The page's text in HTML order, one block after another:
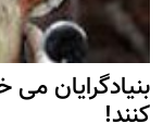
بنيادگرايان
کنند!